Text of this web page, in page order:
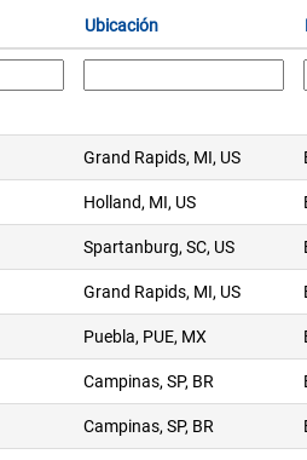
Ubicación
Grand Rapids, MI, US
Holland, MI, US
Spartanburg, SC, US
Grand Rapids, MI, US
Puebla, PUE, MX
Campinas, SP, BR
Campinas, SP, BR